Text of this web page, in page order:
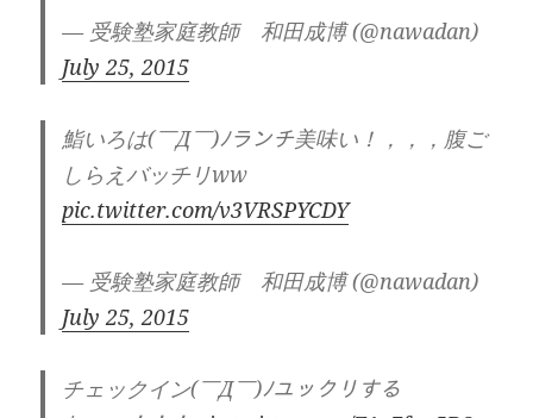
— 受験塾家庭教師 和田成博 (@nawadan)
July 25, 2015
鮨いろは(￣Д￣)ﾉランチ美味い！，，，腹ご
しらえバッチリww
pic.twitter.com/v3VRSPYCDY
— 受験塾家庭教師 和田成博 (@nawadan)
July 25, 2015
チェックイン(￣Д￣)ﾉユックリする